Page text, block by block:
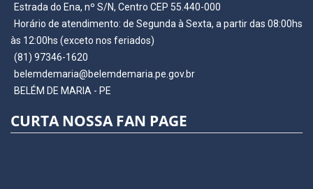
Estrada do Ena, nº S/N, Centro CEP 55.440-000
Horário de atendimento: de Segunda à Sexta, a partir das 08:00hs
às 12:00hs (exceto nos feriados)
(81) 97346-1620
belemdemaria@belemdemaria.pe.gov.br
BELÉM DE MARIA - PE
CURTA NOSSA FAN PAGE